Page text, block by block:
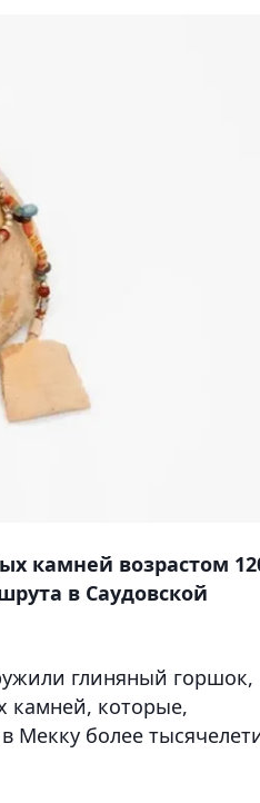
камней возрастом
в Саудовской
глиняный горшок,
камней, которые,
Мекку более